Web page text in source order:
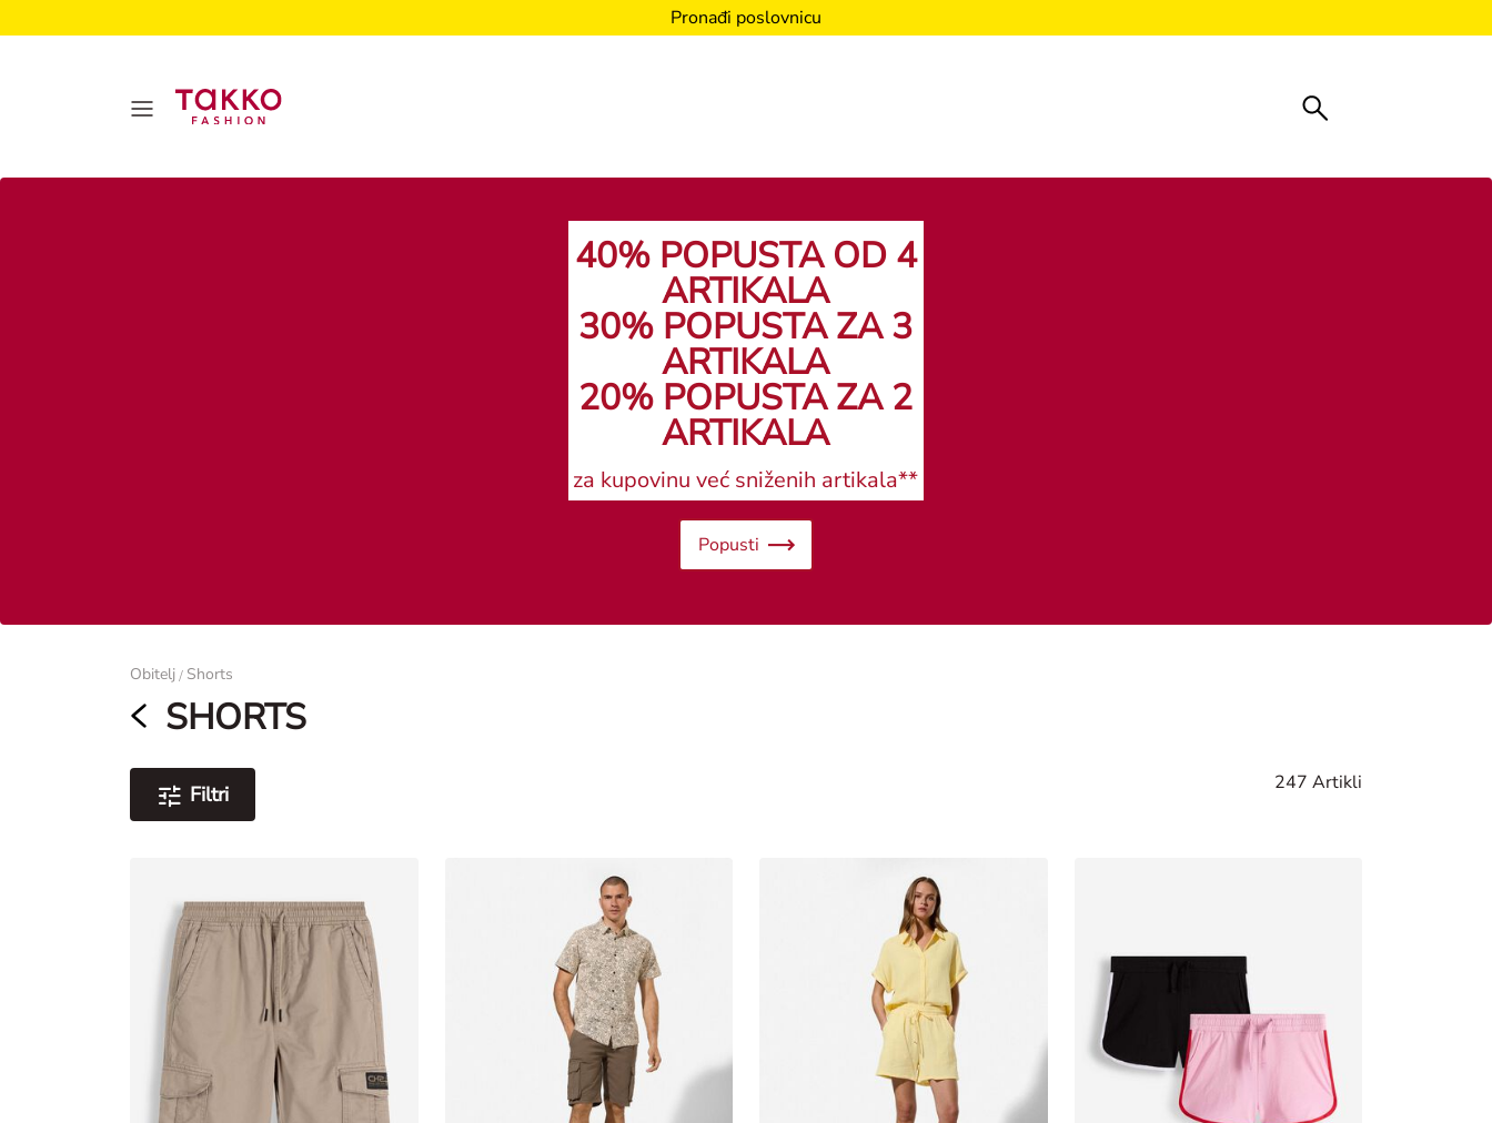
Pronađi poslovnicu
40% POPUSTA OD 4
ARTIKALA
30% POPUSTA ZA 3
ARTIKALA
20% POPUSTA ZA 2
ARTIKALA
za kupovinu već sniženih artikala**
Popusti
Obitelj / Shorts
SHORTS
Filtri 247 Artikli